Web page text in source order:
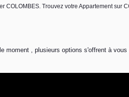
Trouvez votre Appartement sur
moment , plusieurs options s'offrent à vous